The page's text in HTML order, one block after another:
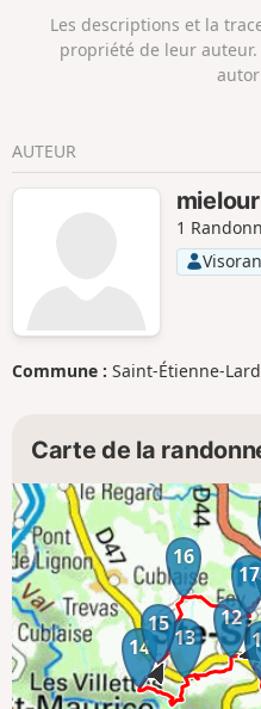
Les descriptions et la
propriété de leur
AUTEUR
1
Commune : Saint-Étienne-
Carte de la
12
13
14
15
16
17